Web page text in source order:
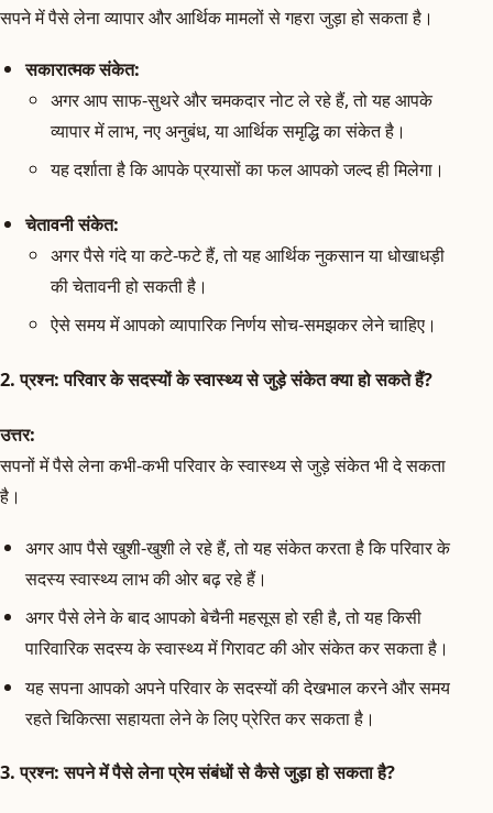
सपने में पैसे लेना व्यापार और आर्थिक मामलों से गहरा जुड़ा हो सकता है।
सकारात्मक संकेत:
अगर आप साफ-सुथरे और चमकदार नोट ले रहे हैं, तो यह आपके
व्यापार में लाभ, नए अनुबंध, या आर्थिक समृद्धि का संकेत है।
यह दर्शाता है कि आपके प्रयासों का फल आपको जल्द ही मिलेगा।
चेतावनी संकेत:
अगर पैसे गंदे या कटे-फटे हैं, तो यह आर्थिक नुकसान या धोखाधड़ी
की चेतावनी हो सकती है।
ऐसे समय में आपको व्यापारिक निर्णय सोच-समझकर लेने चाहिए।
2.प्रश्न:परिवार के सदस्यों के स्वास्थ्य से जुड़े संकेत क्या हो सकते हैं?
उत्तर:
सपनों में पैसे लेना कभी-कभी परिवार के स्वास्थ्य से जुड़े संकेत भी दे सकता
है।
अगर आप पैसे खुशी-खुशी ले रहे हैं, तो यह संकेत करता है कि परिवार के
सदस्य स्वास्थ्य लाभ की ओर बढ़ रहे हैं।
अगर पैसे लेने के बाद आपको बेचैनी महसूस हो रही है, तो यह किसी
पारिवारिक सदस्य के स्वास्थ्य में गिरावट की ओर संकेत कर सकता है।
यह सपना आपको अपने परिवार के सदस्यों की देखभाल करने और समय
रहते चिकित्सा सहायता लेने के लिए प्रेरित कर सकता है।
3.प्रश्न:सपने में पैसे लेना प्रेम संबंधों से कैसे जुड़ा हो सकता है?